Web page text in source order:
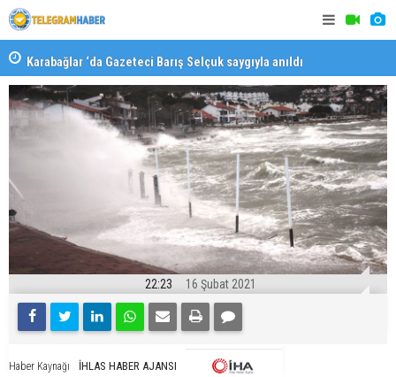
Karabağlar ‘da Gazeteci Barış Selçuk saygıyla anıldı
22:23 16 Şubat 2021
Haber Kaynağı İHLAS HABER AJANSI